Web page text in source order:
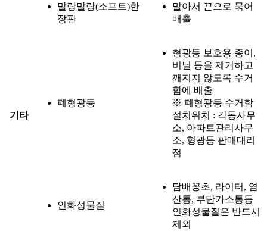
기타
말랑말랑(소프트)한
장판
말아서 끈으로 묶어
배출
폐형광등
형광등 보호용 종이,
비닐 등을 제거하고
깨지지 않도록 수거
함에 배출
※ 폐형광등 수거함
설치위치 : 각동사무
소, 아파트관리사무
소, 형광등 판매대리
점
인화성물질
담배꽁초, 라이터, 염
산통, 부탄가스통등
인화성물질은 반드시
제외